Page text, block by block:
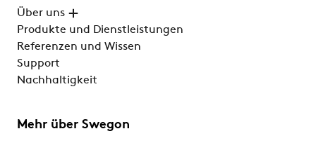
Über uns
Produkte und Dienstleistungen
Referenzen und Wissen
Support
Nachhaltigkeit
Mehr über Swegon